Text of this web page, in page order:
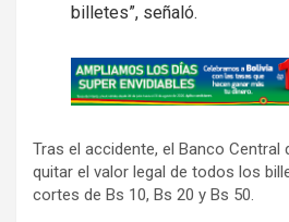
billetes”, señaló.
A
d
e
r
Tras el accidente, el Banco Central
quitar el valor legal de todos los
cortes de Bs 10, Bs 20 y Bs 50.